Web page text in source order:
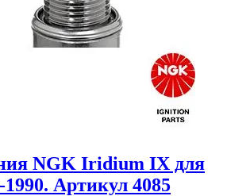
NGK Iridium IX для
Артикул 4085